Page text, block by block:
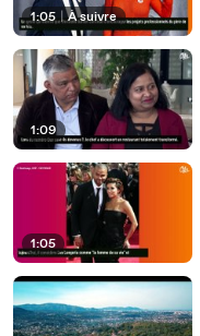
1:05 | À suivre
1:09
1:05